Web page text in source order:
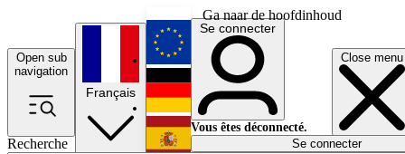
Ga naar de hoofdinhoud
Open sub
navigation
Close menu
Recherche
Français
English
Deutsch
Se connecter
Vous êtes déconnecté.
Se connecter